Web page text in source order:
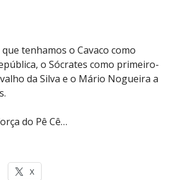
tenhamos o Cavaco como
o Sócrates como primeiro-
da Silva e o Mário Nogueira a
do Pê Cê…
X